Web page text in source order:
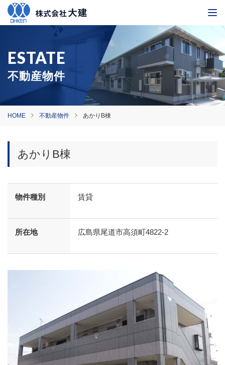
不動産物件
HOME 不動産物件 あかりB棟
あかりB棟
物件種別 賃貸
所在地 広島県尾道市高須町4822-2